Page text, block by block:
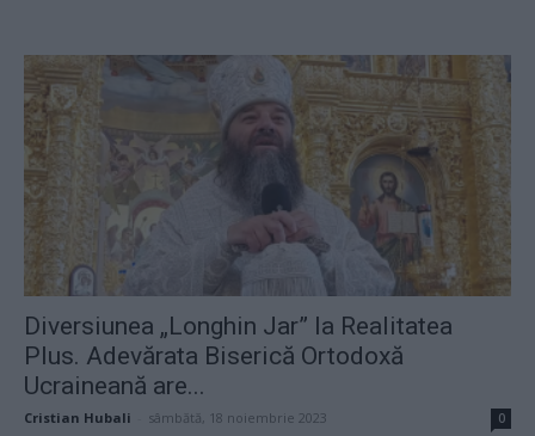
Diversiunea „Longhin Jar” la Realitatea
Plus. Adevărata Biserică Ortodoxă
Ucraineană are...
Cristian Hubali sâmbătă, 18 noiembrie 2023 0